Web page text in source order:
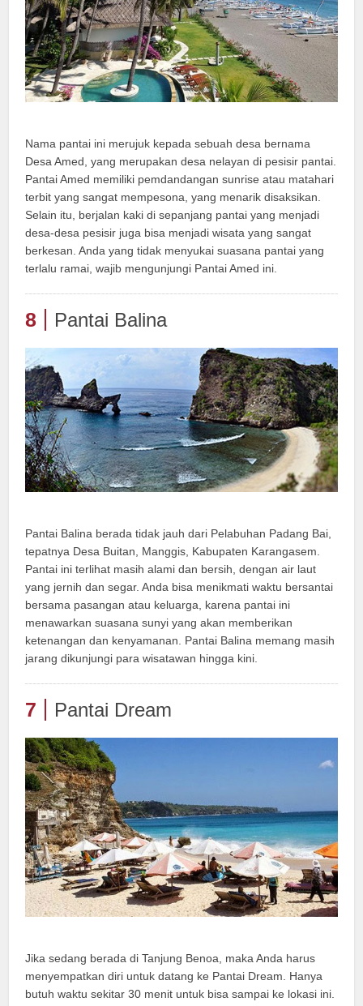
Nama pantai ini merujuk kepada sebuah desa bernama
Desa Amed, yang merupakan desa nelayan di pesisir pantai.
Pantai Amed memiliki pemdandangan sunrise atau matahari
terbit yang sangat mempesona, yang menarik disaksikan.
Selain itu, berjalan kaki di sepanjang pantai yang menjadi
desa-desa pesisir juga bisa menjadi wisata yang sangat
berkesan. Anda yang tidak menyukai suasana pantai yang
terlalu ramai, wajib mengunjungi Pantai Amed ini.
8 Pantai Balina
Pantai Balina berada tidak jauh dari Pelabuhan Padang Bai,
tepatnya Desa Buitan, Manggis, Kabupaten Karangasem.
Pantai ini terlihat masih alami dan bersih, dengan air laut
yang jernih dan segar. Anda bisa menikmati waktu bersantai
bersama pasangan atau keluarga, karena pantai ini
menawarkan suasana sunyi yang akan memberikan
ketenangan dan kenyamanan. Pantai Balina memang masih
jarang dikunjungi para wisatawan hingga kini.
7 Pantai Dream
Jika sedang berada di Tanjung Benoa, maka Anda harus
menyempatkan diri untuk datang ke Pantai Dream. Hanya
butuh waktu sekitar 30 menit untuk bisa sampai ke lokasi ini.